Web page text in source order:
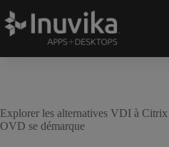
Explorer les alternatives VDI à
OVD se démarque